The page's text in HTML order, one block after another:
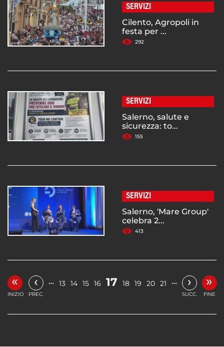
SERVIZI
Cilento, Agropoli in
festa per ...
292
SERVIZI
Salerno, salute e
sicurezza: to...
155
SERVIZI
Salerno, 'Mare Group'
celebra 2...
413
«
INIZIO
‹
PREC.
… 13 14 15 16 17 18 19 20 21 … ›
SUCC.
»
FINE